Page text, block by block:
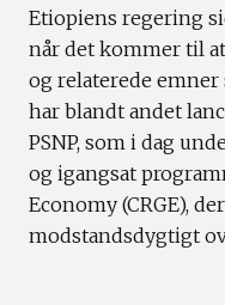
Etiopiens regering
når det kommer til
og relaterede
har blandt andet
PSNP, som i dag
og igangsat
Economy (CRGE),
modstandsdygtigt